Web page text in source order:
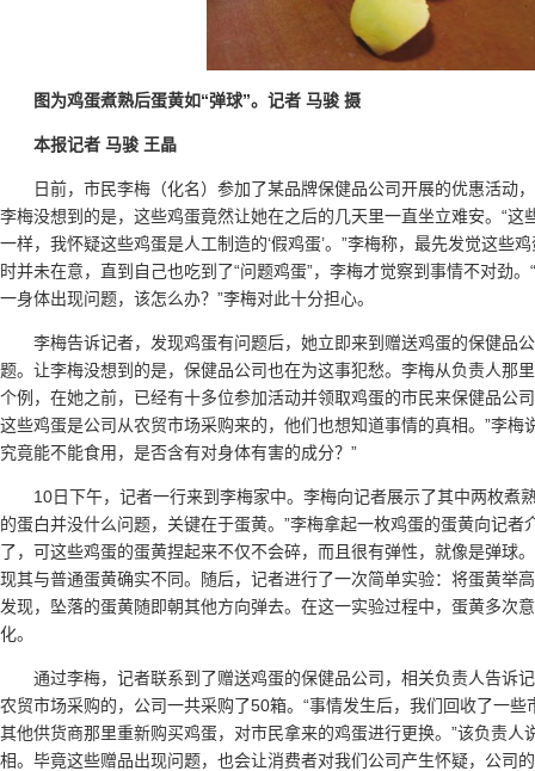
图为鸡蛋煮熟后蛋黄如“弹球”。记者 马骏 摄
本报记者 马骏 王晶
日前，市民李梅（化名）参加了某品牌保健品公司开展的优惠活动
李梅没想到的是，这些鸡蛋竟然让她在之后的几天里一直坐立难安。“这
一样，我怀疑这些鸡蛋是人工制造的‘假鸡蛋’。”李梅称，最先发觉这些
时并未在意，直到自己也吃到了“问题鸡蛋”，李梅才觉察到事情不对劲
一身体出现问题，该怎么办？”李梅对此十分担心。
李梅告诉记者，发现鸡蛋有问题后，她立即来到赠送鸡蛋的保健品
题。让李梅没想到的是，保健品公司也在为这事犯愁。李梅从负责人那
个例，在她之前，已经有十多位参加活动并领取鸡蛋的市民来保健品公
这些鸡蛋是公司从农贸市场采购来的，他们也想知道事情的真相。”李梅
究竟能不能食用，是否含有对身体有害的成分？”
10日下午，记者一行来到李梅家中。李梅向记者展示了其中两枚煮
的蛋白并没什么问题，关键在于蛋黄。”李梅拿起一枚鸡蛋的蛋黄向记者
了，可这些鸡蛋的蛋黄捏起来不仅不会碎，而且很有弹性，就像是弹球
现其与普通蛋黄确实不同。随后，记者进行了一次简单实验：将蛋黄举
发现，坠落的蛋黄随即朝其他方向弹去。在这一实验过程中，蛋黄多次
化。
通过李梅，记者联系到了赠送鸡蛋的保健品公司，相关负责人告诉
农贸市场采购的，公司一共采购了50箱。“事情发生后，我们回收了一
其他供货商那里重新购买鸡蛋，对市民拿来的鸡蛋进行更换。”该负责人
相。毕竟这些赠品出现问题，也会让消费者对我们公司产生怀疑，公司